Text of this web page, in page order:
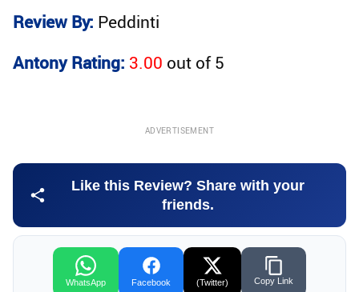
Review By: Peddinti
Antony Rating: 3.00 out of5
ADVERTISEMENT
Like this Review? Share with your
friends.
WhatsApp Facebook (Twitter) Copy Link